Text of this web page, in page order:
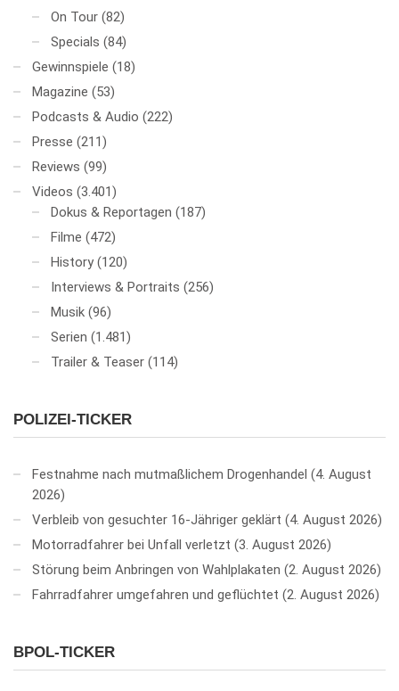
On Tour (82)
Specials (84)
Gewinnspiele (18)
Magazine (53)
Podcasts & Audio (222)
Presse (211)
Reviews (99)
Videos (3.401)
Dokus & Reportagen (187)
Filme (472)
History (120)
Interviews & Portraits (256)
Musik (96)
Serien (1.481)
Trailer & Teaser (114)
POLIZEI-TICKER
Festnahme nach mutmaßlichem Drogenhandel
4. August
2026
Verbleib von gesuchter 16-Jähriger geklärt
4. August 2026
Motorradfahrer bei Unfall verletzt 3. August 2026
Störung beim Anbringen von Wahlplakaten 2. August 2026
Fahrradfahrer umgefahren und geflüchtet 2. August 2026
BPOL-TICKER